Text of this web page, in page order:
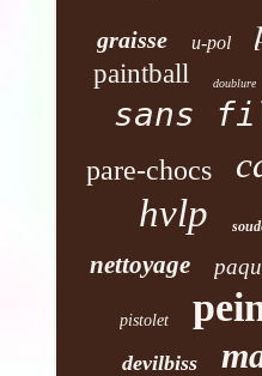
graisse u-pol
paintball doublure
sans
pare-chocs
hvlp
nettoyage
pistolet
devilbiss